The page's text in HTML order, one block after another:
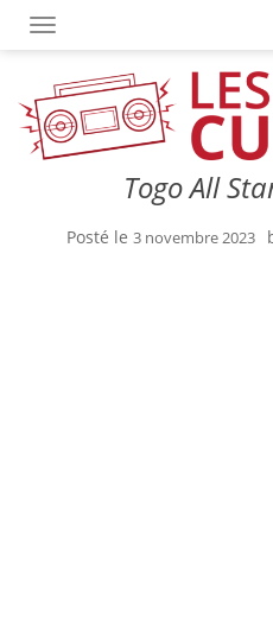
OUVRIR/FERMER LA
Togo All
Posté le 3 novembre 2023